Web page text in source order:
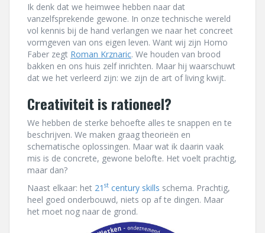
Ik denk dat we heimwee hebben naar dat
vanzelfsprekende gewone. In onze technische wereld
vol kennis bij de hand verlangen we naar het concreet
vormgeven van ons eigen leven. Want wij zijn Homo
Faber zegt Roman Krznaric. We houden van brood
bakken en ons huis zelf inrichten. Maar hij waarschuwt
dat we het verleerd zijn: we zijn de art of living kwijt.
Creativiteit is rationeel?
We hebben de sterke behoefte alles te snappen en te
beschrijven. We maken graag theorieën en
schematische oplossingen. Maar wat ik daarin vaak
mis is de concrete, gewone belofte. Het voelt prachtig,
maar dan?
Naast elkaar: het 21 st century skills schema. Prachtig,
heel goed onderbouwd, niets op af te dingen. Maar
het moet nog naar de grond.